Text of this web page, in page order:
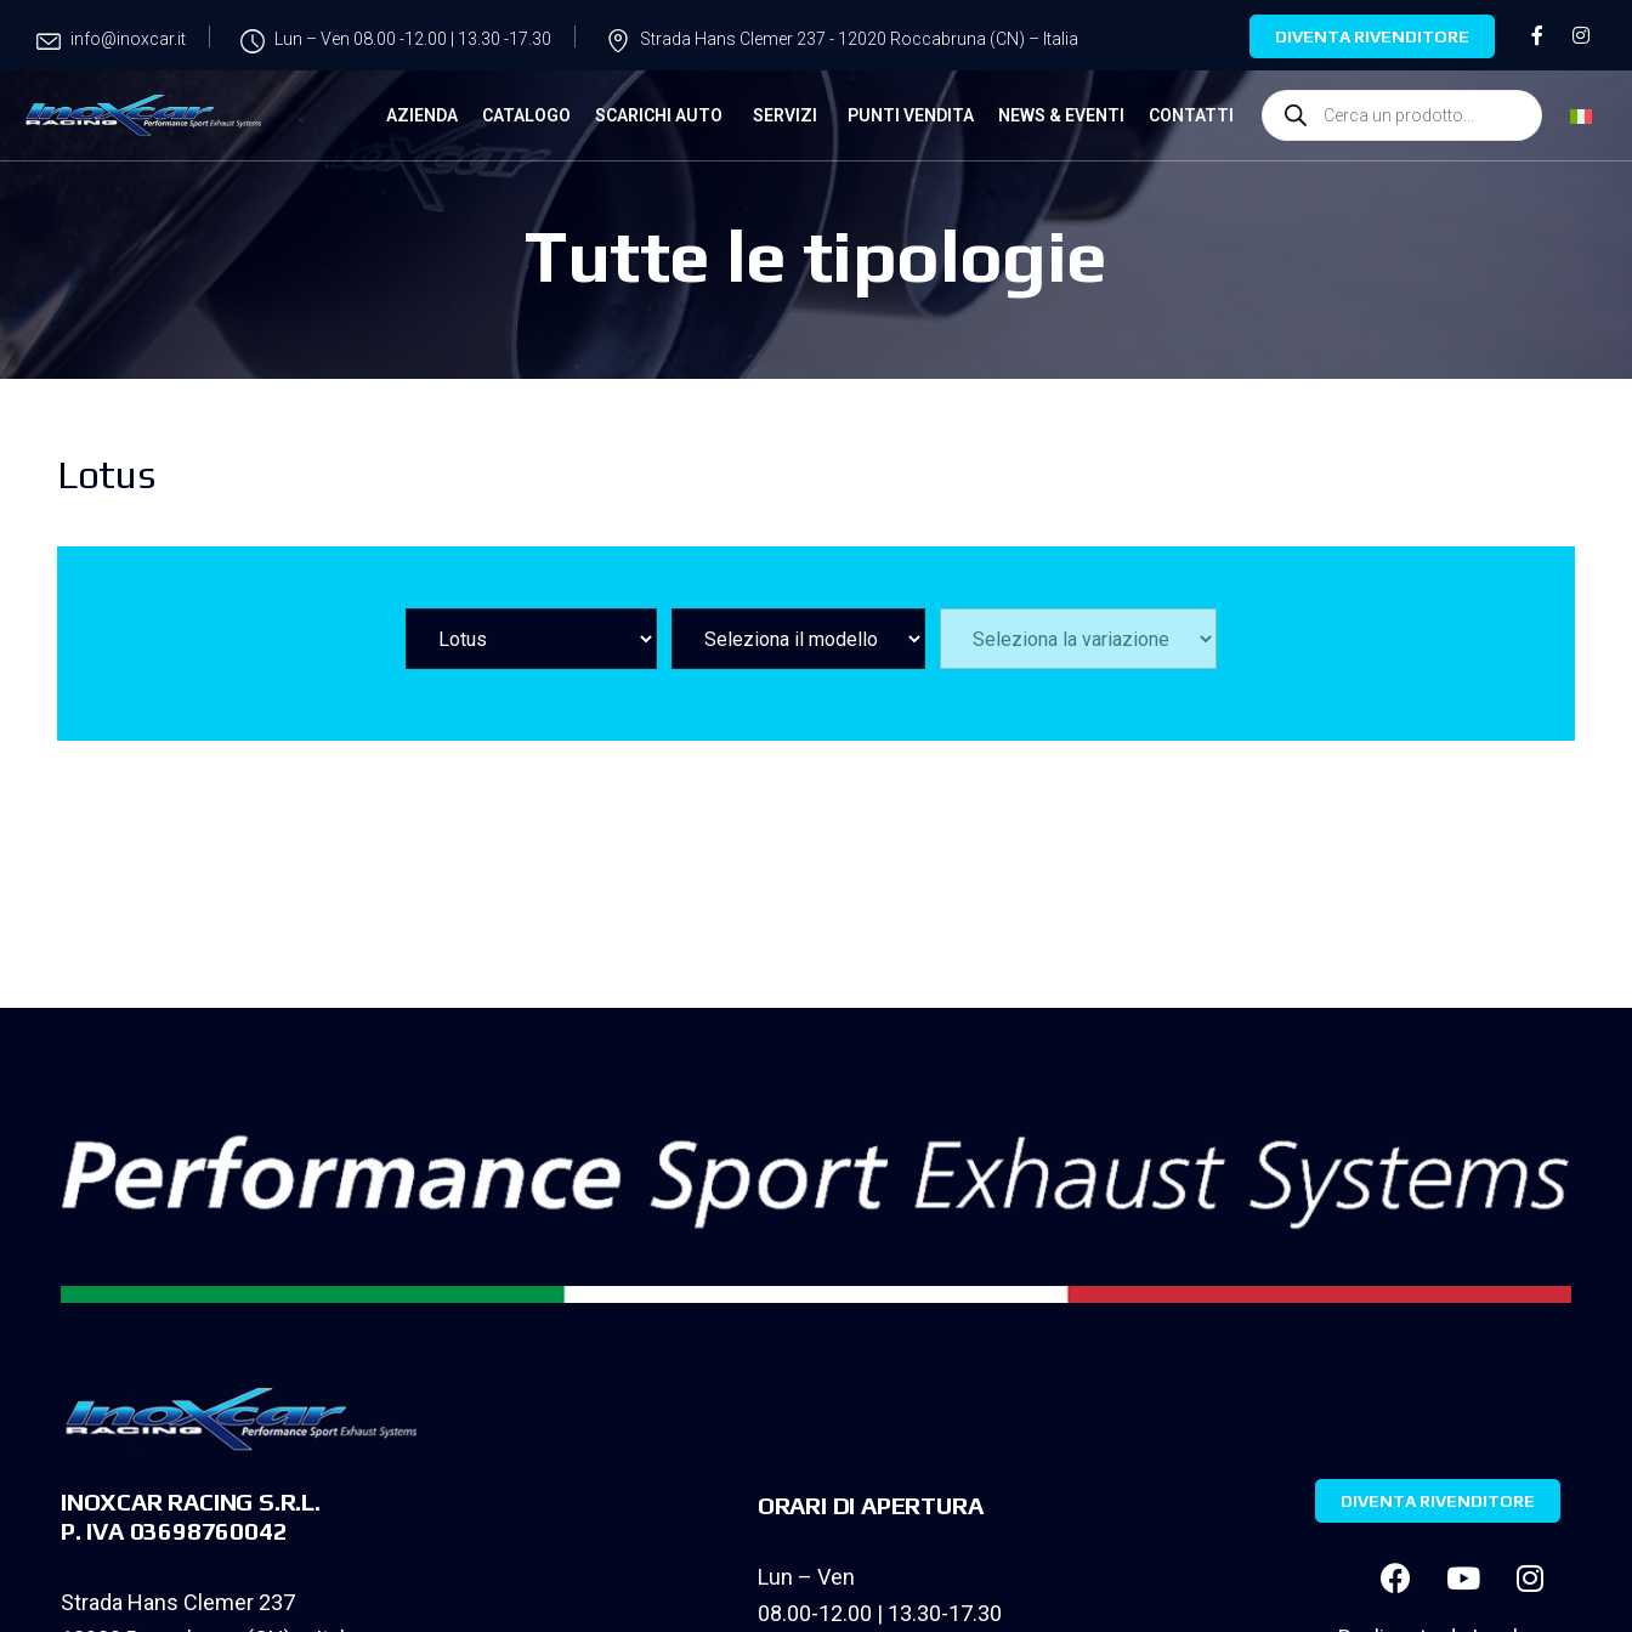
info@inoxcar.it Lun – Ven 08.00 -12.00 | 13.30 -17.30 Strada Hans Clemer 237 - 12020 Roccabruna (CN) – Italia DIVENTA RIVENDITORE
AZIENDA CATALOGO SCARICHI AUTO SERVIZI PUNTI VENDITA NEWS & EVENTI CONTATTI
Tutte le tipologie
Lotus
INOXCAR RACING S.R.L.
P. IVA 03698760042
Strada Hans Clemer 237
ORARI DI APERTURA
Lun – Ven
08.00-12.00 | 13.30-17.30
DIVENTA RIVENDITORE